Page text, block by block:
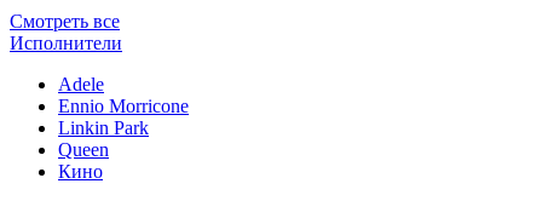
Смотреть все
Исполнители
Adele
Ennio Morricone
Linkin Park
Queen
Кино